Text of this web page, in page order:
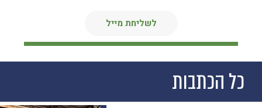
לשליחת מייל
כל הכתבות